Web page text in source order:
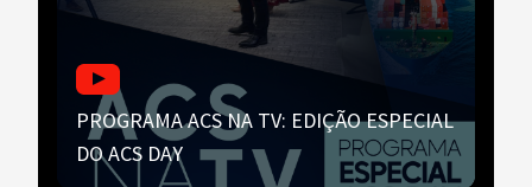
PROGRAMA ACS NA TV: EDIÇÃO ESPECIAL
DO ACS DAY